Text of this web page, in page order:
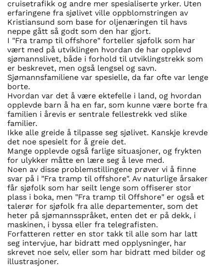
cruisetrafikk og andre mer spesialiserte yrker. Uten
erfaringene fra sjølivet ville oppblomstringen av
Kristiansund som base for oljenæringen til havs
neppe gått så godt som den har gjort.
I "Fra tramp til offshore" forteller sjøfolk som har
vært med på utviklingen hvordan de har opplevd
sjømannslivet, både i forhold til utviklingstrekk som
er beskrevet, men også lengsel og savn.
Sjømannsfamiliene var spesielle, da far ofte var lenge
borte.
Hvordan var det å være ektefelle i land, og hvordan
opplevde barn å ha en far, som kunne være borte fra
familien i årevis er sentrale fellestrekk ved slike
familier.
Ikke alle greide å tilpasse seg sjølivet. Kanskje krevde
det noe spesielt for å greie det.
Mange opplevde også farlige situasjoner, og frykten
for ulykker måtte en lære seg å leve med.
Noen av disse problemstillingene prøver vi å finne
svar på i "Fra tramp til offshore". Av naturlige årsaker
får sjøfolk som har seilt lenge som offiserer stor
plass i boka, men "Fra tramp til Offshore" er også et
talerør for sjøfolk fra alle departementer, som det
heter på sjømannsspråket, enten det er på dekk, i
maskinen, i byssa eller fra telegrafisten.
Forfatteren retter en stor takk til alle som har latt
seg intervjue, har bidratt med opplysninger, har
skrevet noe selv, eller som har bidratt med bilder og
illustrasjoner.